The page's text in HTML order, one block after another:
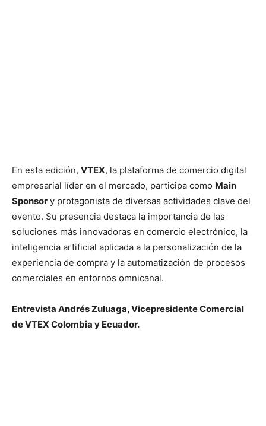
En esta edición, VTEX, la plataforma de comercio digital
empresarial líder en el mercado, participa como Main
Sponsor y protagonista de diversas actividades clave del
evento. Su presencia destaca la importancia de las
soluciones más innovadoras en comercio electrónico, la
inteligencia artificial aplicada a la personalización de la
experiencia de compra y la automatización de procesos
comerciales en entornos omnicanal.
Entrevista Andrés Zuluaga, Vicepresidente Comercial
de VTEX Colombia y Ecuador.